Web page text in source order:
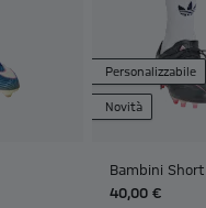
Personalizzabile
Novità
Bambini
40,00 €